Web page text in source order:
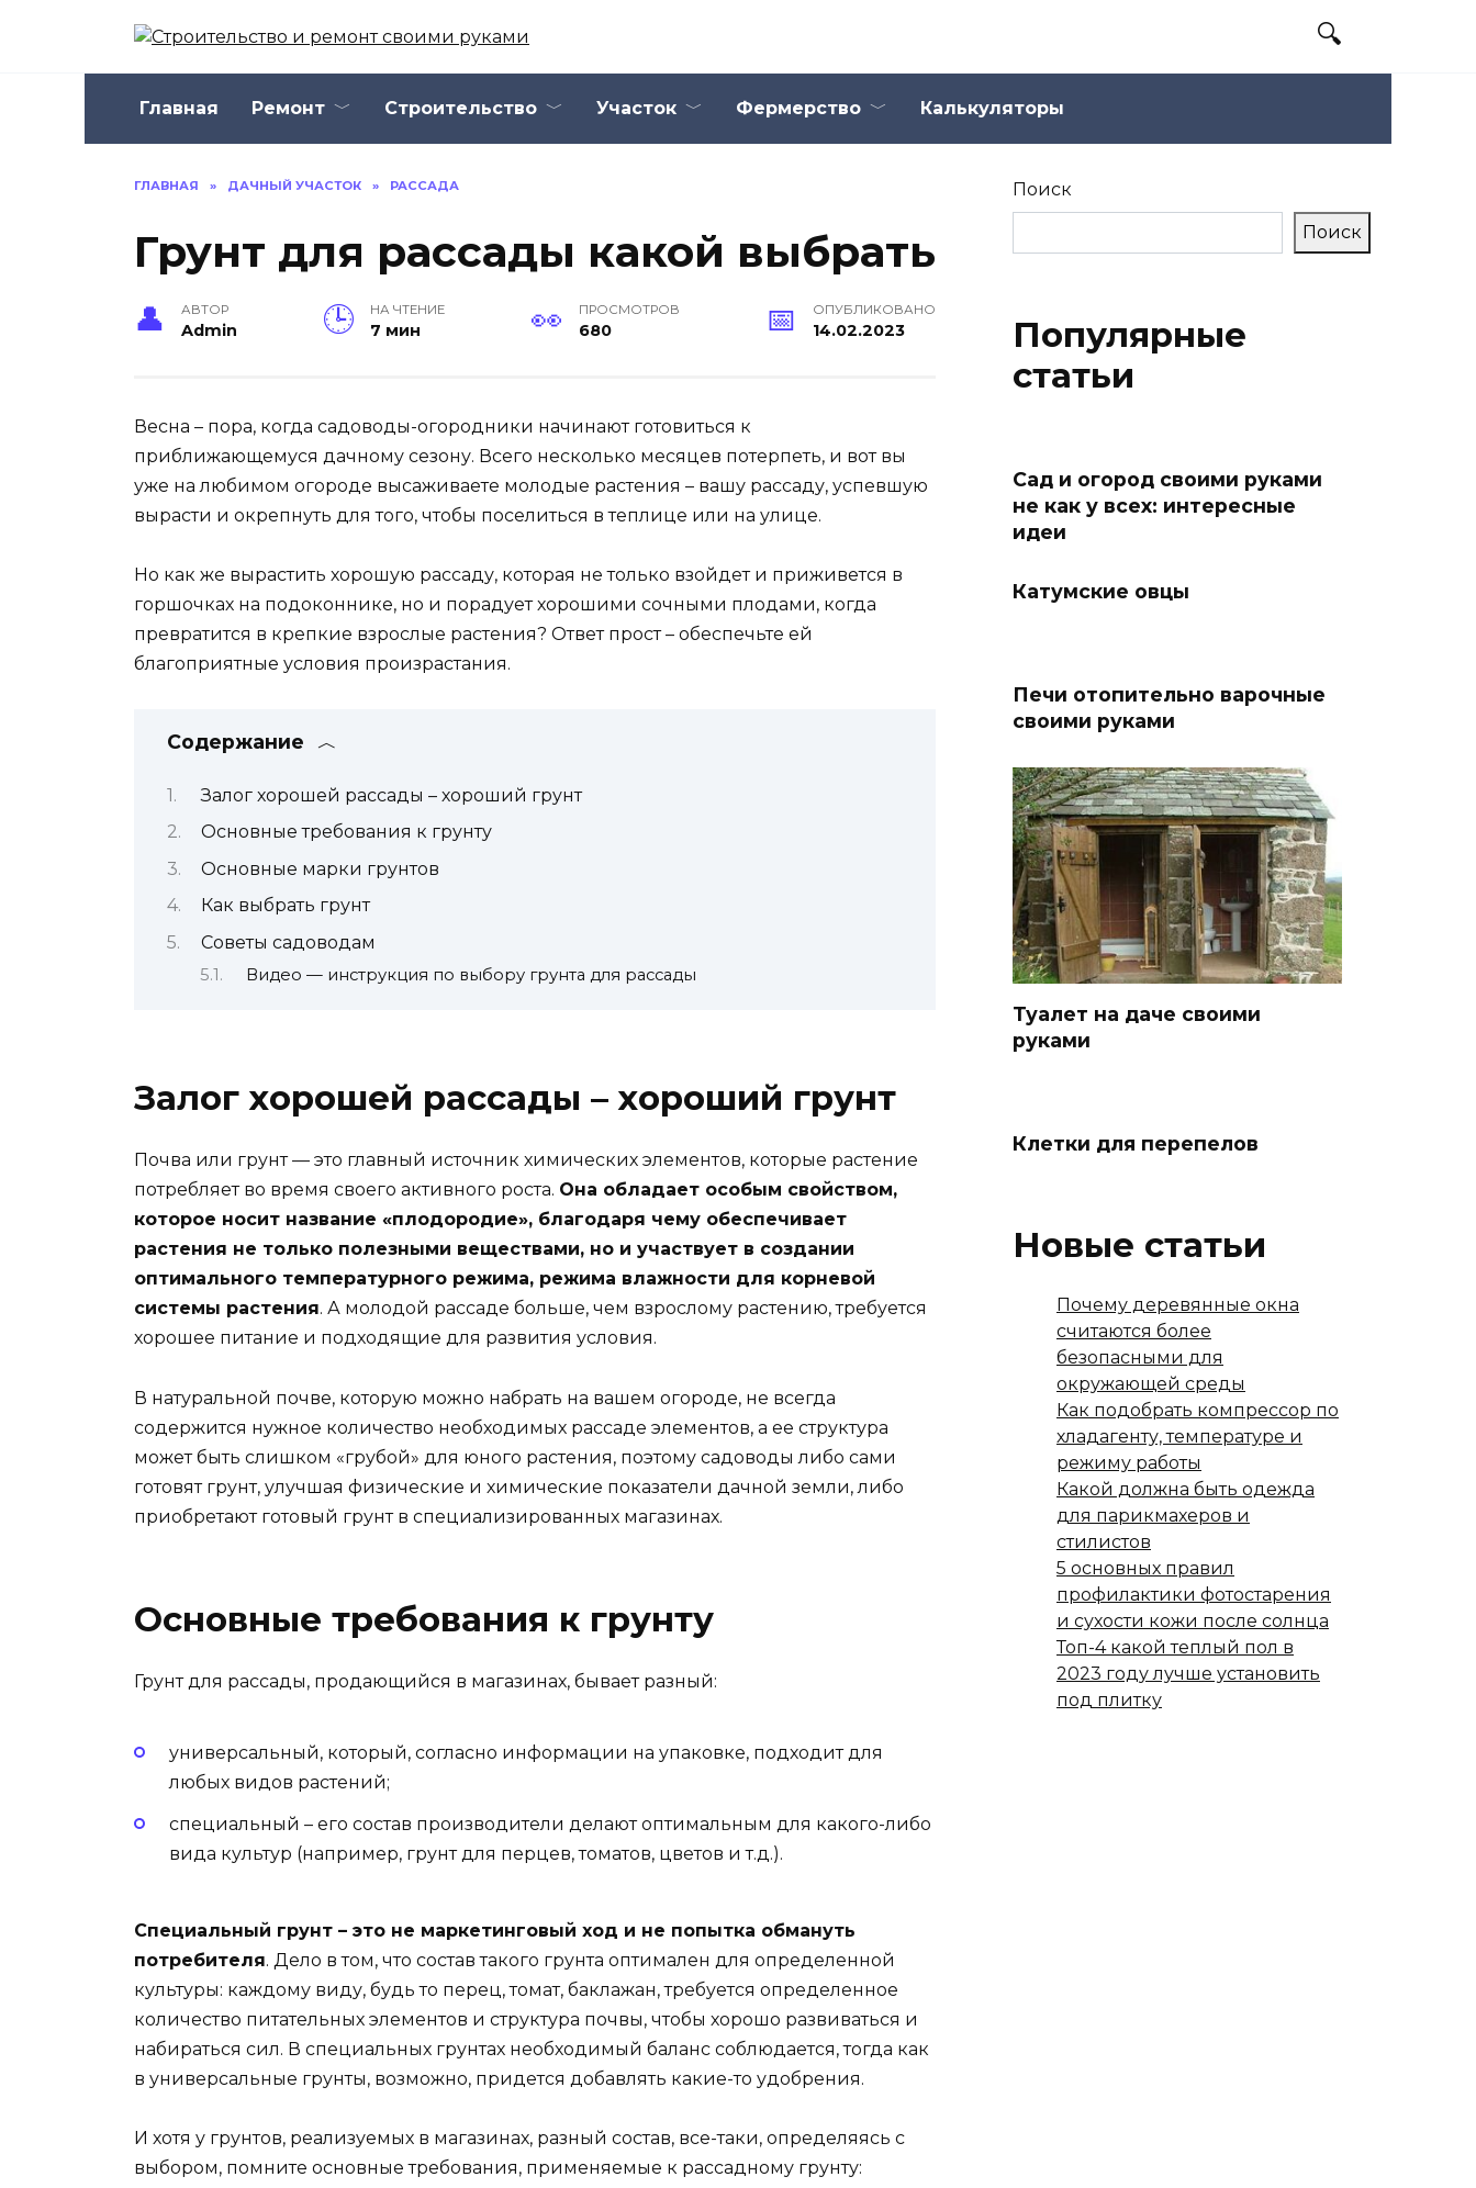
Главная Ремонт Строительство Участок Фермерство Калькуляторы
ГЛАВНАЯ » ДАЧНЫЙ УЧАСТОК » РАССАДА
Грунт для рассады какой выбрать
АВТОР
Admin
НА ЧТЕНИЕ
7 мин
ПРОСМОТРОВ
680
ОПУБЛИКОВАНО
14.02.2023
Весна – пора, когда садоводы-огородники начинают готовиться к
приближающемуся дачному сезону. Всего несколько месяцев потерпеть, и вот вы
уже на любимом огороде высаживаете молодые растения – вашу рассаду, успевшую
вырасти и окрепнуть для того, чтобы поселиться в теплице или на улице.
Но как же вырастить хорошую рассаду, которая не только взойдет и приживется в
горшочках на подоконнике, но и порадует хорошими сочными плодами, когда
превратится в крепкие взрослые растения? Ответ прост – обеспечьте ей
благоприятные условия произрастания.
Содержание
Залог хорошей рассады – хороший грунт
Основные требования к грунту
Основные марки грунтов
Как выбрать грунт
Советы садоводам
Видео — инструкция по выбору грунта для рассады
Залог хорошей рассады – хороший грунт
Почва или грунт — это главный источник химических элементов, которые растение
потребляет во время своего активного роста. Она обладает особым свойством,
которое носит название «плодородие», благодаря чему обеспечивает
растения не только полезными веществами, но и участвует в создании
оптимального температурного режима, режима влажности для корневой
системы растения. А молодой рассаде больше, чем взрослому растению, требуется
хорошее питание и подходящие для развития условия.
В натуральной почве, которую можно набрать на вашем огороде, не всегда
содержится нужное количество необходимых рассаде элементов, а ее структура
может быть слишком «грубой» для юного растения, поэтому садоводы либо сами
готовят грунт, улучшая физические и химические показатели дачной земли, либо
приобретают готовый грунт в специализированных магазинах.
Основные требования к грунту
Грунт для рассады, продающийся в магазинах, бывает разный:
универсальный, который, согласно информации на упаковке, подходит для
любых видов растений;
специальный – его состав производители делают оптимальным для какого-либо
вида культур (например, грунт для перцев, томатов, цветов и т.д.).
Специальный грунт – это не маркетинговый ход и не попытка обмануть
потребителя. Дело в том, что состав такого грунта оптимален для определенной
культуры: каждому виду, будь то перец, томат, баклажан, требуется определенное
количество питательных элементов и структура почвы, чтобы хорошо развиваться и
набираться сил. В специальных грунтах необходимый баланс соблюдается, тогда как
в универсальные грунты, возможно, придется добавлять какие-то удобрения.
И хотя у грунтов, реализуемых в магазинах, разный состав, все-таки, определяясь с
выбором, помните основные требования, применяемые к рассадному грунту:
Поиск
Поиск
Популярные
статьи
Сад и огород своими руками
не как у всех: интересные
идеи
Катумские овцы
Печи отопительно варочные
своими руками
Туалет на даче своими
руками
Клетки для перепелов
Новые статьи
Почему деревянные окна
считаются более
безопасными для
окружающей среды
Как подобрать компрессор по
хладагенту, температуре и
режиму работы
Какой должна быть одежда
для парикмахеров и
стилистов
5 основных правил
профилактики фотостарения
и сухости кожи после солнца
Топ-4 какой теплый пол в
2023 году лучше установить
под плитку